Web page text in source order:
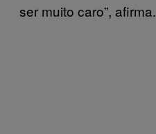
ser muito caro”, afirma.